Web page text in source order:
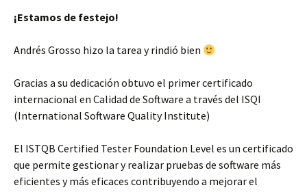
¡Estamos de festejo!
Andrés Grosso hizo la tarea y rindió bien
Gracias a su dedicación obtuvo el primer certificado
internacional en Calidad de Software a través del ISQI
(International Software Quality Institute)
El ISTQB Certified Tester Foundation Level es un certificado
que permite gestionar y realizar pruebas de software más
eficientes y más eficaces contribuyendo a mejorar el